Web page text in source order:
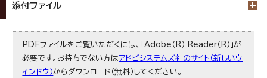
添付ファイル
PDFファイルをご覧いただくには、「Adobe（R） Reader（R）」が
必要です。お持ちでない方は アドビシステムズ社のサイト（新しいウ
ィンドウ）からダウンロード（無料）してください。